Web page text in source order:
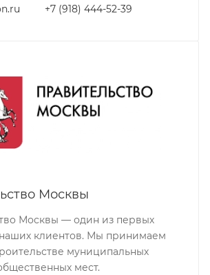
+7 (918) 444-52-39
Москвы
Москвы — один из первых
клиентов. Мы принимаем
муниципальных
мест.